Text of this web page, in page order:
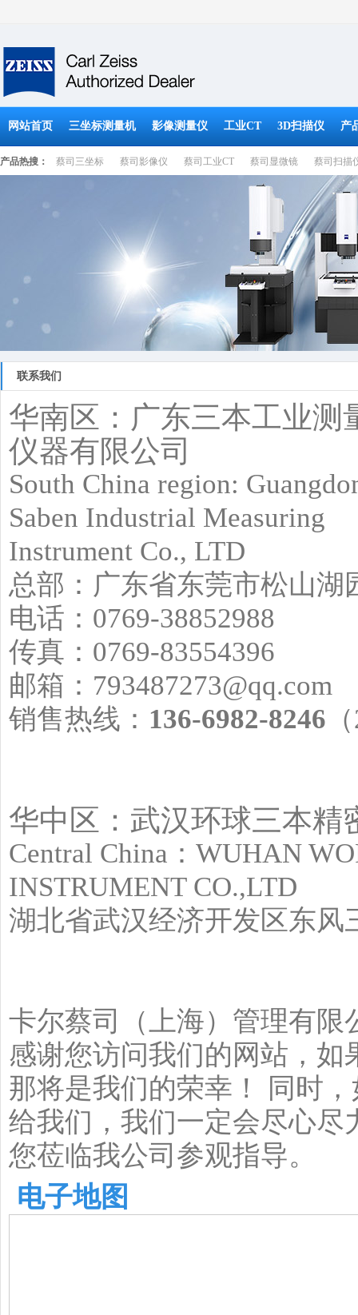
网站首页 三坐标测量机 影像测量仪 工业CT 3D扫描仪 产
产品热搜： 蔡司三坐标 蔡司影像仪 蔡司工业CT 蔡司显微镜 蔡司扫描
百叶窗图片
联系我们
华南区：广东三本工业测
仪器有限公司
South China region:
Saben Industrial Measuring
Instrument Co., LTD
总部：广东省东莞市松山湖
电话：0769-38852988
传真：0769-83554396
邮箱：793487273@qq.com
销售热线： 136-6982-8246
华中区：武汉环球三本精
Central China：WUHAN
INSTRUMENT CO.,LTD
湖北省武汉经济开发区东风
卡尔蔡司（上海）管理有限
感谢您访问我们的网站，
那将是我们的荣幸！ 同时
给我们，我们一定会尽心尽
您莅临我公司参观指导。
电子地图